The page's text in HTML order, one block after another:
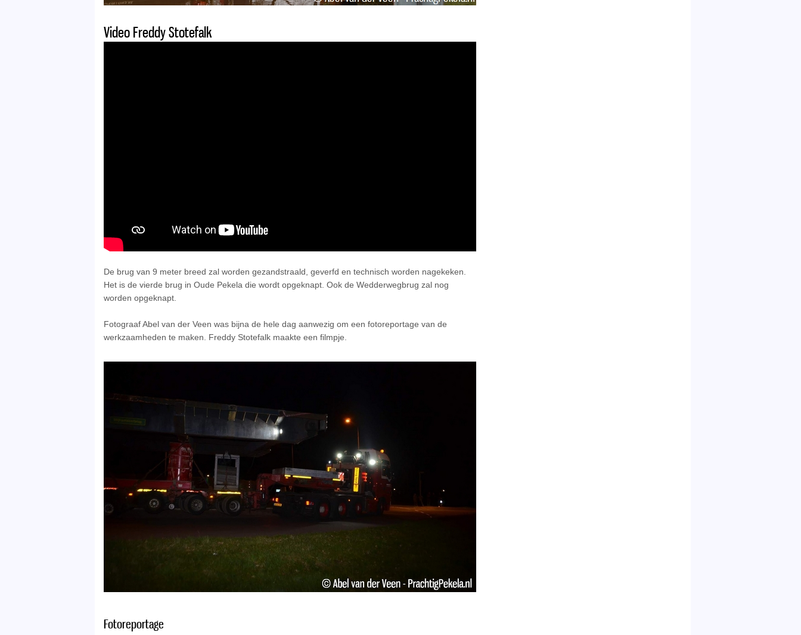
Video Freddy Stotefalk
De brug van 9 meter breed zal worden gezandstraald, geverfd en technisch worden nagekeken.
Het is de vierde brug in Oude Pekela die wordt opgeknapt. Ook de Wedderwegbrug zal nog
worden opgeknapt.
Fotograaf Abel van der Veen was bijna de hele dag aanwezig om een fotoreportage van de
werkzaamheden te maken. Freddy Stotefalk maakte een filmpje.
Fotoreportage